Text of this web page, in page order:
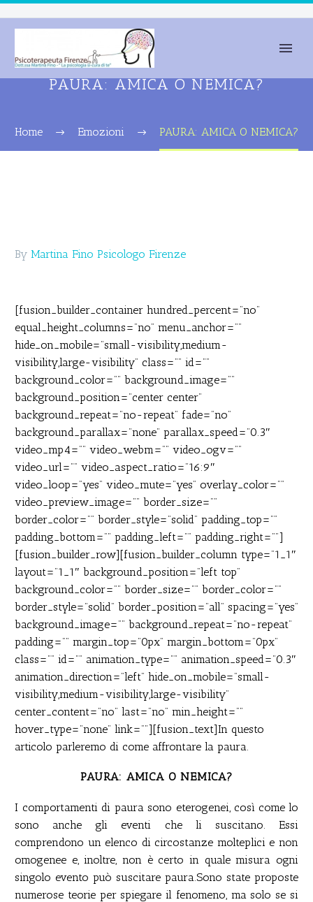
PAURA: AMICA O NEMICA?
Home Emozioni PAURA: AMICA O NEMICA?
By Martina Fino Psicologo Firenze
[fusion_builder_container hundred_percent=”no”
equal_height_columns=”no” menu_anchor=””
hide_on_mobile=”small-visibility,medium-
visibility,large-visibility” class=”” id=””
background_color=”” background_image=””
background_position=”center center”
background_repeat=”no-repeat” fade=”no”
background_parallax=”none” parallax_speed=”0.3″
video_mp4=”” video_webm=”” video_ogv=””
video_url=”” video_aspect_ratio=”16:9″
video_loop=”yes” video_mute=”yes” overlay_color=””
video_preview_image=”” border_size=””
border_color=”” border_style=”solid” padding_top=””
padding_bottom=”” padding_left=”” padding_right=””]
[fusion_builder_row][fusion_builder_column type=”1_1″
layout=”1_1″ background_position=”left top”
background_color=”” border_size=”” border_color=””
border_style=”solid” border_position=”all” spacing=”yes”
background_image=”” background_repeat=”no-repeat”
padding=”” margin_top=”0px” margin_bottom=”0px”
class=”” id=”” animation_type=”” animation_speed=”0.3″
animation_direction=”left” hide_on_mobile=”small-
visibility,medium-visibility,large-visibility”
center_content=”no” last=”no” min_height=””
hover_type=”none” link=””][fusion_text]In questo
articolo parleremo di come affrontare la paura.
PAURA: AMICA O NEMICA?
I comportamenti di paura sono eterogenei, così come lo
sono anche gli eventi che li suscitano. Essi
comprendono un elenco di circostanze molteplici e non
omogenee e, inoltre, non è certo in quale misura ogni
singolo evento può suscitare paura.Sono state proposte
numerose teorie per spiegare il fenomeno, ma solo se si